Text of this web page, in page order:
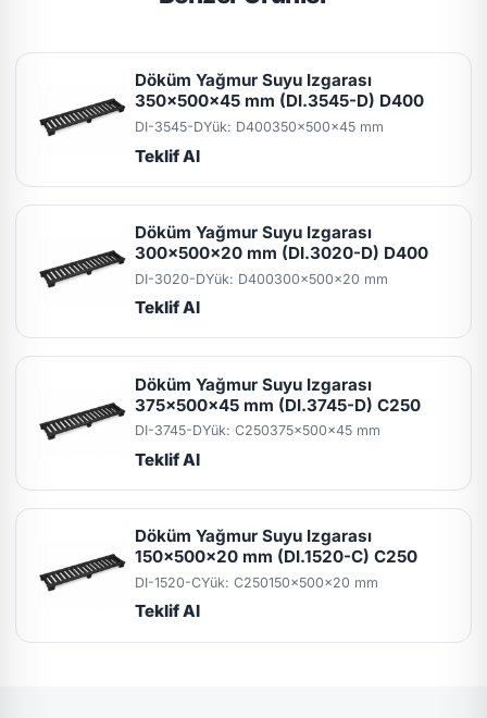
Döküm Yağmur Suyu Izgarası
350x500x45 mm (DI.3545-D) D400
DI-3545-DYük: D400350x500x45 mm
Teklif Al
Döküm Yağmur Suyu Izgarası
300x500x20 mm (DI.3020-D) D400
DI-3020-DYük: D400300x500x20 mm
Teklif Al
Döküm Yağmur Suyu Izgarası
375x500x45 mm (DI.3745-D) C250
DI-3745-DYük: C250375x500x45 mm
Teklif Al
Döküm Yağmur Suyu Izgarası
150x500x20 mm (DI.1520-C) C250
DI-1520-CYük: C250150x500x20 mm
Teklif Al